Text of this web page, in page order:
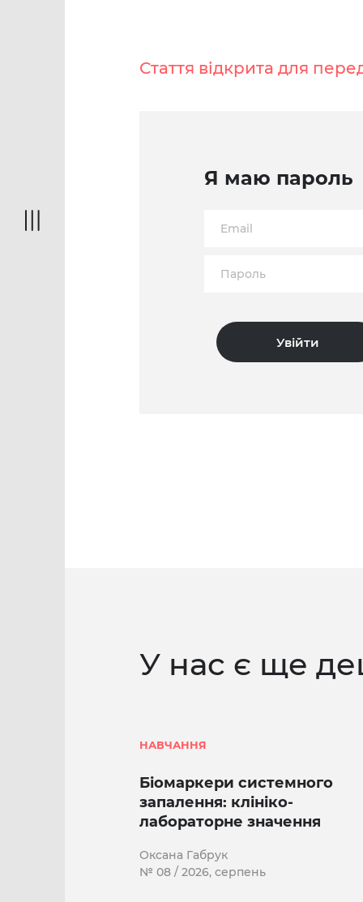
Стаття відкрита для
Я маю пароль
У нас є ще
НАВЧАННЯ
Біомаркери системного
запалення: клініко-
лабораторне значення
Оксана Габрук
№ 08 / 2026, серпень